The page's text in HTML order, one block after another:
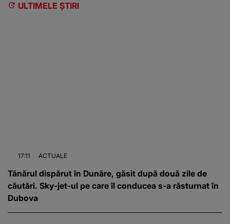
ULTIMELE ȘTIRI
17:11 ACTUALE
Tânărul dispărut în Dunăre, găsit după două zile de
căutări. Sky-jet-ul pe care îl conducea s-a răsturnat în
Dubova